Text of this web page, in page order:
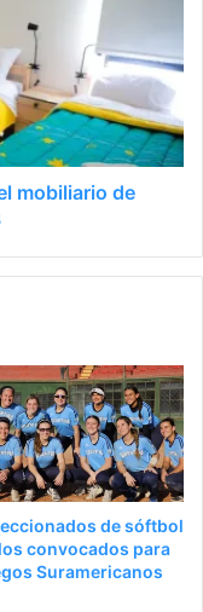
mobiliario de
de sóftbol
convocados para
Suramericanos